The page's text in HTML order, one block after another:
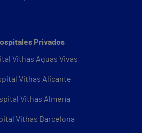
Privados
Vithas Aguas Vivas
Vithas Alicante
Vithas Almería
Vithas Barcelona